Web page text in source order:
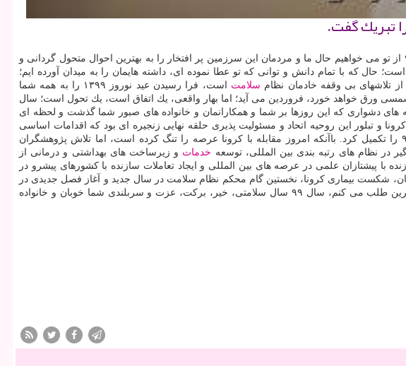
و تن به نقل از مهر، علی رضا زالی، در پیام نوروزی خود عنوان داشته است: الهی در واپسین روزهای زمستان ۹۸ از تو می خواهیم حال ما و مردمان این سرزمین پر افتخار را به بهترین احوال متحول گردانی و
آسایشی است؛ حال كه با تمام دانش و توانی كه تو عطا نموده ای، داشته هایمان را به میدان آورده ایم؛
تلاشهای بی وقفه خادمان نظام سلامت
است، فرا رسیدن عید نوروز ۱۳۹۹ را به همه شما
ورق خواهد خورد، فروردین می آید؛ اما بهار واقعی، یك اتفاق است، یك تحول است؛ سال
های دشواری كه این روزها بر شما و همكارانمان و خانواده های صبور شما گذشت و لحظه ای
و تبلور این روحیه اتحاد و مسئولیت پذیری حلقه نهایی زنجیره ای بود كه اقدامات اساسی
اعضای هیأت علمی، استادان گرانقدر، پژوهشگران و دانشمندان نوآور، دانشجویان با انگیزه و كاركنان خدوم دانشگاه در سال ۹۸ را تكمیل كرد. باآنكه امروز مقابله با كرونا عرصه را تنگ كرده است، اما تلاش پژوهشگران
در نظام های رتبه بندی بین المللی، توسعه خدمات و زیرساخت های بهداشتی و درمانی از
پیشتازان علمی در عرصه های بین المللی و ایجاد تعاملات سازنده با كشورهای پیشرو در
شكست بیماری كرونا، نخستین گام محكم نظام سلامت در سال جدید و آغاز فصل جدیدی در
خدمت به هموطنان باشد. بار دیگر از تلاشهای مجدانه و جانانه خانواده دانشگاه در سال ۹۸ قدردانی می كنم و از خداوند جان آفرین طلب می كنم، سال ۹۹ سال سلامتی، خیر، بركت، عزت و سربلندی شما خوبان و خانواده